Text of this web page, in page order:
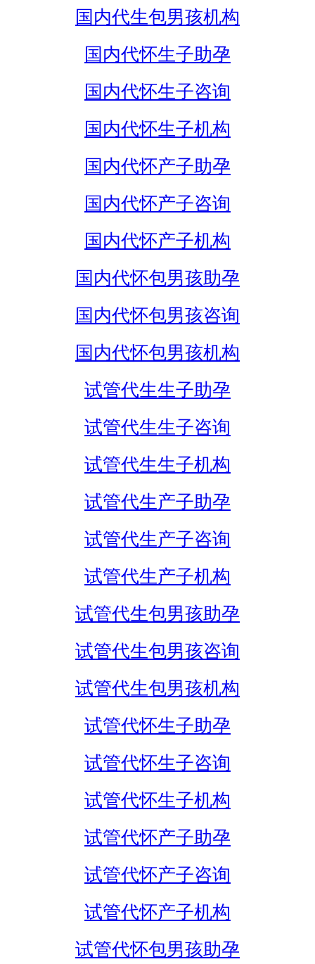
国内代生包男孩机构
国内代怀生子助孕
国内代怀生子咨询
国内代怀生子机构
国内代怀产子助孕
国内代怀产子咨询
国内代怀产子机构
国内代怀包男孩助孕
国内代怀包男孩咨询
国内代怀包男孩机构
试管代生生子助孕
试管代生生子咨询
试管代生生子机构
试管代生产子助孕
试管代生产子咨询
试管代生产子机构
试管代生包男孩助孕
试管代生包男孩咨询
试管代生包男孩机构
试管代怀生子助孕
试管代怀生子咨询
试管代怀生子机构
试管代怀产子助孕
试管代怀产子咨询
试管代怀产子机构
试管代怀包男孩助孕